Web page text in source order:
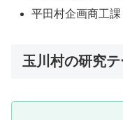
平田村企画商工
玉川村の研究テ